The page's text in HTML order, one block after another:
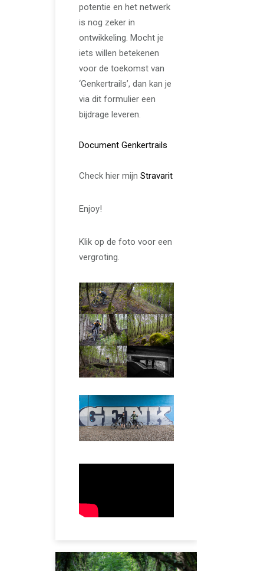
potentie en het netwerk
is nog zeker in
ontwikkeling. Mocht je
iets willen betekenen
voor de toekomst van
‘Genkertrails’, dan kan je
via dit formulier een
bijdrage leveren.
Document Genkertrails
Check hier mijn Stravarit
Enjoy!
Klik op de foto voor een
vergroting.